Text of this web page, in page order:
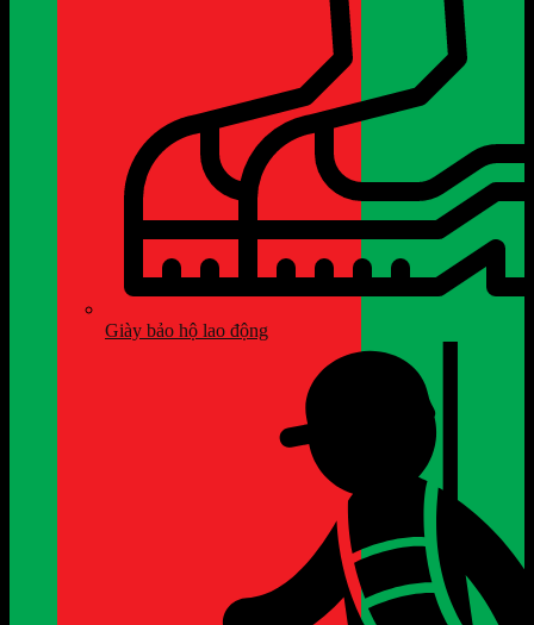
Giày bảo hộ lao động